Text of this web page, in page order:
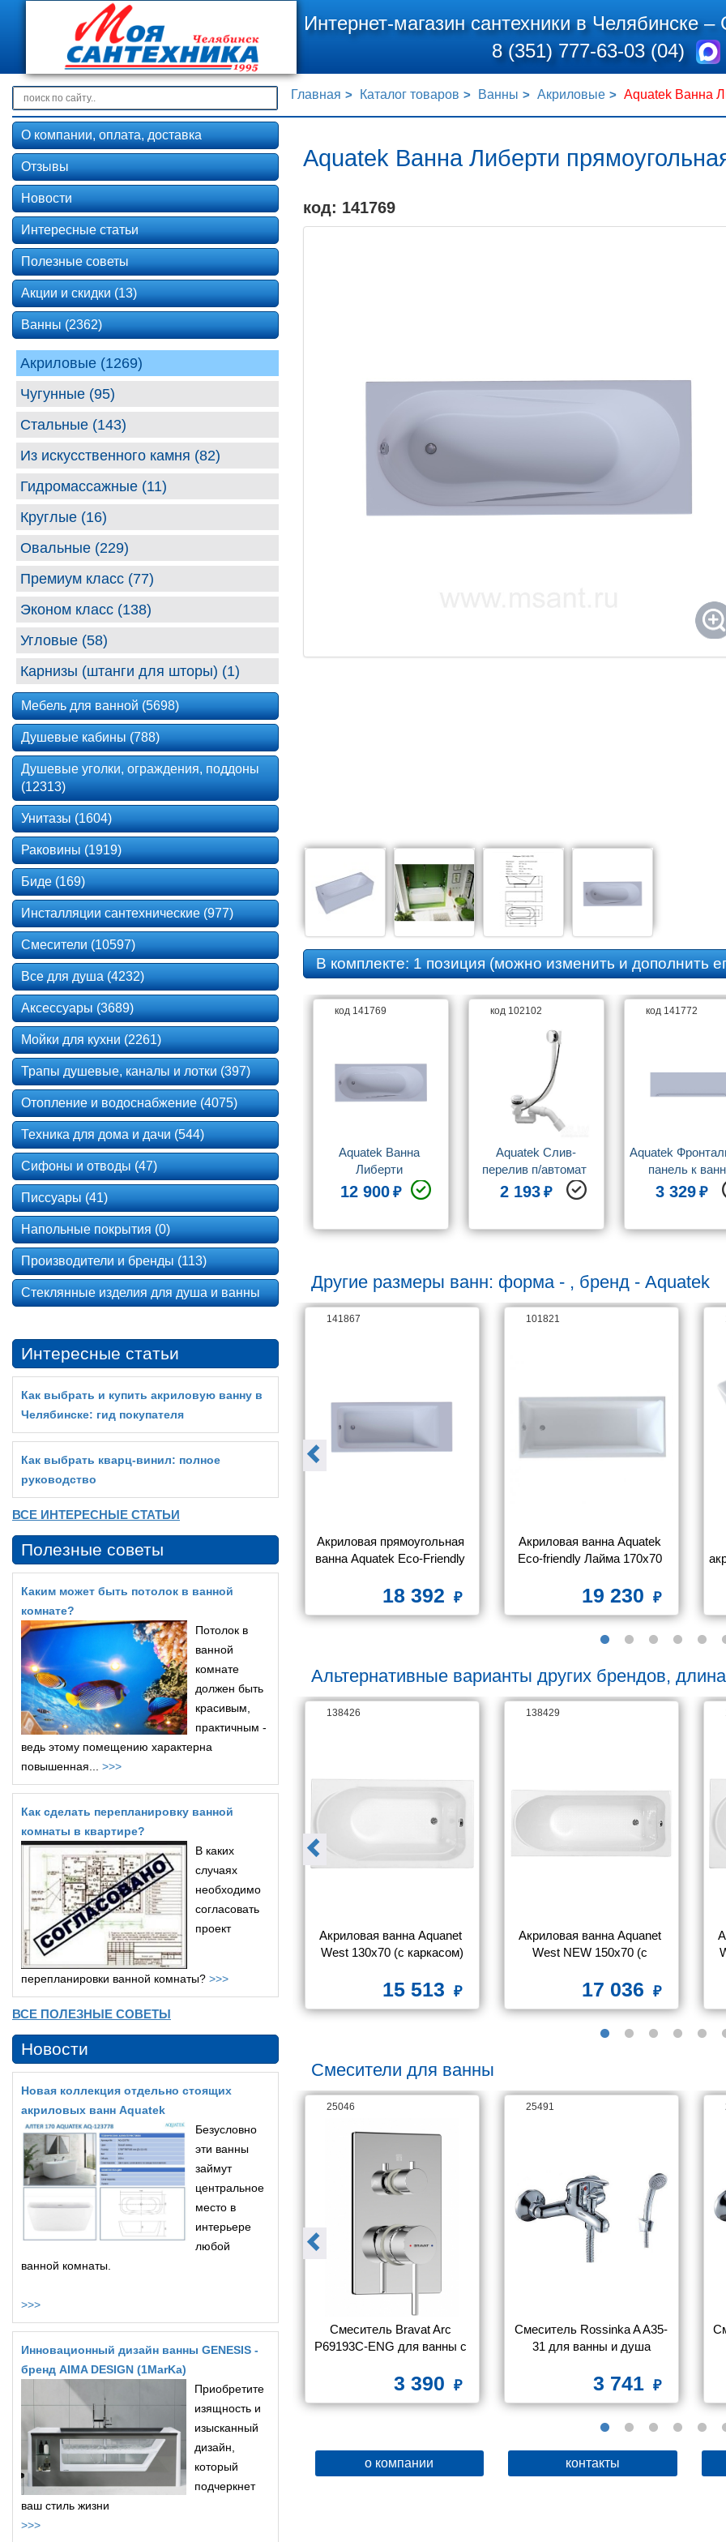
Интернет-магазин сантехники в Челябинске –
8 (351) 777-63-03 (04)
Главная Каталог товаров Ванны Акриловые Aquatek Ванна
Aquatek Ванна Либерти
код: 141769
В комплекте:1 позиция(можно изменить и дополнить
код 141769
Aquatek Ванна
Либерти
прямоугольная 150*70
12 900
код 102102
Aquatek Слив-
перелив п/автомат
WIRQUIN для ванны
с внешним кабелем
регулируем.сифоном,
0000010
2 193
код 141772
Aquatek
панель к
Лугано/
3 329
Другие размеры ванн: форма - , бренд - Aquatek
AQ-
со сливом и
белый
010
акриловая,отдельностоящая
, AQUATEK AQ-128778WT
ТЕРА 1700 * 780 * 590. В
ножками. Цвет: белый
глянцевый. .
99 500
141867
Акриловая прямоугольная
ванна Aquatek Eco-Friendly
фронтального экрана,без
18 392
101821
Акриловая ванна Aquatek
Eco-friendly Лайма 170х70
фронтального экрана, без
19 230
Альтернативные варианты других брендов,
Aquanet
каркасом)
266
138418
Акриловая ванна Aquanet
Roma 160x70 (с каркасом)
18 481
138426
Акриловая ванна Aquanet
West 130x70 (с каркасом)
15 513
138429
Акриловая ванна Aquanet
West NEW 150x70 (с
17 036
Смесители для ванны
Y Y40-
с душем
180
26063
Смеситель Rossinka Y Y35-
31 для ванны с душем
5 366
25046
Смеситель Bravat Arc
P69193C-ENG для ванны с
3 390
25491
Смеситель Rossinka A A35-
31 для ванны и душа
3 741
о компании контакты
О компании, оплата, доставка
Отзывы
Новости
Интересные статьи
Полезные советы
Акции и скидки (13)
Ванны (2362)
Акриловые (1269)
Чугунные (95)
Стальные (143)
Из искусственного камня (82)
Гидромассажные (11)
Круглые (16)
Овальные (229)
Премиум класс (77)
Эконом класс (138)
Угловые (58)
Карнизы (штанги для шторы) (1)
Мебель для ванной (5698)
Душевые кабины (788)
Душевые уголки, ограждения, поддоны
(12313)
Унитазы (1604)
Раковины (1919)
Биде (169)
Инсталляции сантехнические (977)
Смесители (10597)
Все для душа (4232)
Аксессуары (3689)
Мойки для кухни (2261)
Трапы душевые, каналы и лотки (397)
Отопление и водоснабжение (4075)
Техника для дома и дачи (544)
Сифоны и отводы (47)
Писсуары (41)
Напольные покрытия (0)
Производители и бренды (113)
Стеклянные изделия для душа и ванны
Интересные статьи
Как выбрать и купить акриловую ванну в
Челябинске: гид покупателя
Как выбрать кварц‑винил: полное
руководство
ВСЕ ИНТЕРЕСНЫЕ СТАТЬИ
Полезные советы
Каким может быть потолок в ванной
комнате?
Потолок в
ванной
комнате
должен быть
красивым,
практичным -
ведь этому помещению характерна
повышенная... >>>
Как сделать перепланировку ванной
комнаты в квартире?
В каких
случаях
необходимо
согласовать
проект
перепланировки ванной комнаты? >>>
ВСЕ ПОЛЕЗНЫЕ СОВЕТЫ
Новости
Новая коллекция отдельно стоящих
акриловых ванн Aquatek
Безусловно
эти ванны
займут
центральное
место в
интерьере
любой
ванной комнаты.
>>>
Инновационный дизайн ванны GENESIS -
бренд AIMA DESIGN (1MarKa)
Приобретите
изящность и
изысканный
дизайн,
который
подчеркнет
ваш стиль жизни
>>>